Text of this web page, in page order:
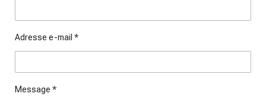
Adresse e-mail *
Message *